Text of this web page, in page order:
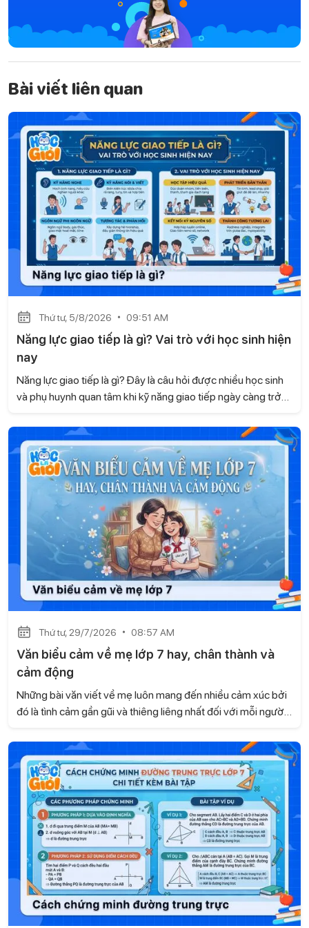
Bài viết liên quan
Thứ tư, 5/8/2026 09:51 AM
Năng lực giao tiếp là gì? Vai trò với học sinh hiện
nay
Năng lực giao tiếp là gì? Đây là câu hỏi được nhiều học sinh
và phụ huynh quan tâm khi kỹ năng giao tiếp ngày càng trở
các em tự tin khi trao đổi, giao tiếp còn góp phần xây dựng
các mối quan hệ tốt đẹp và phát triển nhiều kỹ năng cần
thiết. Hãy cùng Học là Giỏi tìm hiểu trong bài viết dưới đây.
Thứ tư, 29/7/2026 08:57 AM
Văn biểu cảm về mẹ lớp 7 hay, chân thành và
cảm động
Những bài văn viết về mẹ luôn mang đến nhiều cảm xúc bởi
đó là tình cảm gần gũi và thiêng liêng nhất đối với mỗi người.
hay, chân thành và cảm động do Học là Giỏi tổng hợp để em
có thể tham khảo.